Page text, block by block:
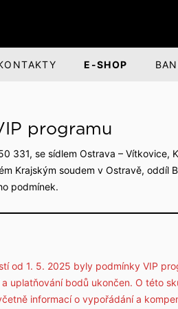
řada Aprimé for
pro zaměstnance
pracovní místa
E-SHOP
programu
331, se sídlem Ostrava – Vítkovice,
Krajským soudem v Ostravě, oddíl
podmínek.
od 1. 5. 2025 byly podmínky VIP
uplatňování bodů ukončen. O této
informací o vypořádání a